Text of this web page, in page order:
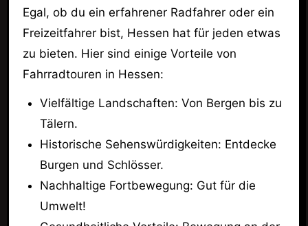
Egal, ob du ein erfahrener Radfahrer oder ein
Freizeitfahrer bist, Hessen hat für jeden etwas
zu bieten. Hier sind einige Vorteile von
Fahrradtouren in Hessen:
Vielfältige Landschaften: Von Bergen bis zu
Tälern.
Historische Sehenswürdigkeiten: Entdecke
Burgen und Schlösser.
Nachhaltige Fortbewegung: Gut für die
Umwelt!